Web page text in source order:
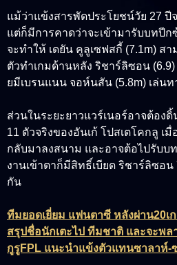
แม้ว่าแข้งสารพัดประโยชน์วัย 27
แต่ก็มีการคาดว่าจะเข้ามารับบทปี
จะทำให้ เดยัน คูลูเซฟสกี้ (7.1m) ส
ตัวทำเกมด้านหลัง ริชาร์ลิซอน
ยมีเบรนแนน จอห์นสัน (5.8m) เล่นท
ส่วนในระยะยาวแวร์เนอร์อาจต้อง
11 ตัวจริงของอันเก้ โปสเตโคกลู
กลับมาลงสนาม และอาจต้อไปรับบ
งานเข้าตาก็มีสิทธิ์เบียด ริชาร์ลิซอ
กัน
ทีมยอดเยี่ยม แฟนตาซี หลังผ่าน20เ
สรุปชื่อนักเตะไป ทีมชาติ และจะพล
กูรูFPL แนะนำแข้งตัวแทนซาลาห์-